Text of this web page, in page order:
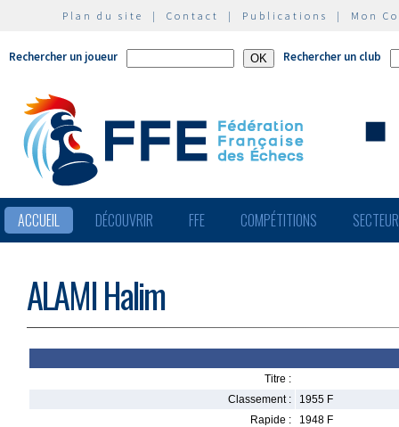
Plan du site | Contact | Publications | Mon
Rechercher un joueur Rechercher un club
ACCUEIL DÉCOUVRIR FFE COMPÉTITIONS
ALAMI Halim
Titre :
Classement :
1955 F
Rapide :
1948 F